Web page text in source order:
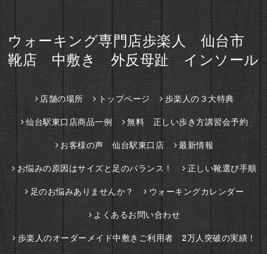
ウォーキング専門店歩楽人 仙台市
靴店 中敷き 外反母趾 インソール
店舗の場所 トップページ 歩楽人の３大特典
仙台駅東口店商品一例 無料 正しい歩き方講習会予約
お客様の声 仙台駅東口店 最新情報
お悩みの原因はサイズと足のバランス！ 正しい靴選び手順
足のお悩みありませんか？ ウォーキングカレンダー
よくあるお問い合わせ
歩楽人のオーダーメイド中敷きご利用者 2万人突破の実績！